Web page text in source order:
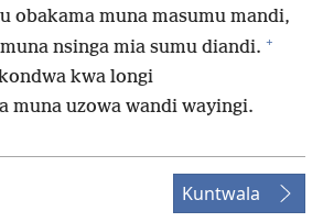
obakama muna masumu mandi,
nsinga mia sumu diandi. +
kwa longi
muna uzowa wandi wayingi.
Kuntwala